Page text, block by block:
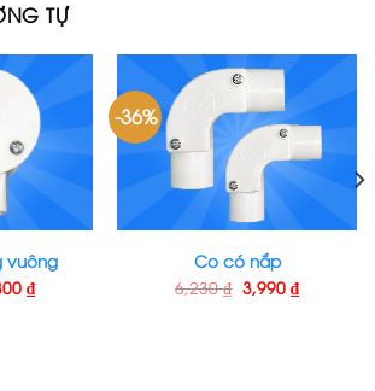
TỰ
vuông
₫
-36%
Co có nắp
6,230₫ 3,990 ₫